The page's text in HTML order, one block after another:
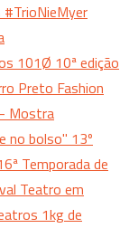
#TrioNieMyer
101Ø 10ª edição
Preto Fashion
Mostra
no bolso" 13º
Temporada de
Teatro em
1kg de